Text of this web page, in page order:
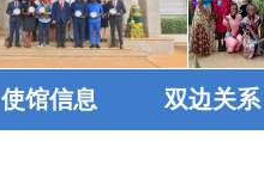
使馆信息 双边关系